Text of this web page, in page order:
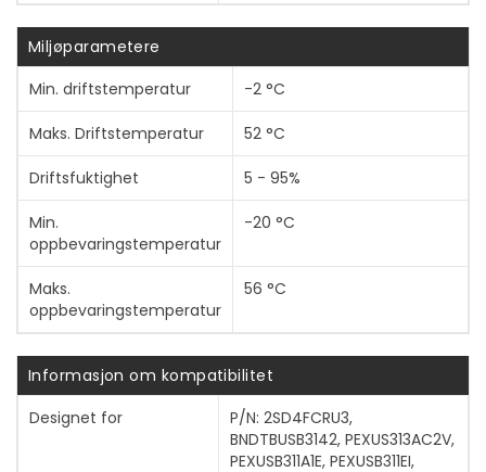
Miljøparametere
Min. driftstemperatur
-2 °C
Maks. Driftstemperatur 52 °C
Driftsfuktighet 5 - 95%
Min.
oppbevaringstemperatur
-20 °C
Maks.
oppbevaringstemperatur
56 °C
Informasjon om kompatibilitet
Designet for
P/N: 2SD4FCRU3,
BNDTBUSB3142, PEXUS313AC2V,
PEXUSB311A1E, PEXUSB311EI,